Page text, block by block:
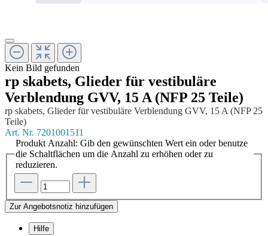
Kein Bild gefunden
rp skabets, Glieder für vestibuläre
Verblendung GVV, 15 A (NFP 25 Teile)
rp skabets, Glieder für vestibuläre Verblendung GVV, 15 A (NFP 25
Teile)
Art. Nr. 7201001511
Produkt Anzahl: Gib den gewünschten Wert ein oder benutze
die Schaltflächen um die Anzahl zu erhöhen oder zu
reduzieren.
Zur Angebotsnotiz hinzufügen
Hilfe